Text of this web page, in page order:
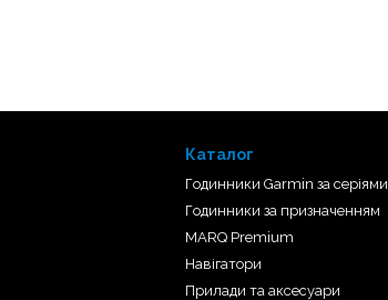
Каталог
Годинники Garmin за серіями
Годинники за призначенням
MARQ Premium
Навігатори
Прилади та аксесуари